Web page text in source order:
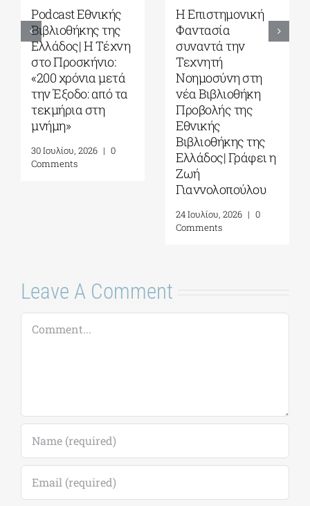
Podcast Εθνικής
Βιβλιοθήκης της
Ελλάδος| Η Tέχνη
στο Προσκήνιο:
«200 χρόνια μετά
την Έξοδο: από τα
τεκμήρια στη
μνήμη»
30 Ιουλίου, 2026 | 0
Comments
Η Επιστημονική
Φαντασία
συναντά την
Τεχνητή
Νοημοσύνη στη
νέα Βιβλιοθήκη
Προβολής της
Εθνικής
Βιβλιοθήκης της
Ελλάδος| Γράφει η
Ζωή
Γιαννολοπούλου
24 Ιουλίου, 2026 | 0
Comments
Leave A Comment
Comment